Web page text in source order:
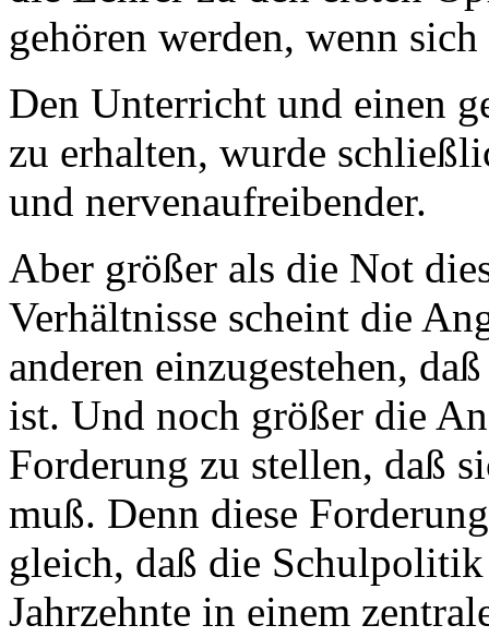
gehören werden, wenn
Den Unterricht und einen
zu erhalten, wurde
und nervenaufreibender.
Aber größer als die Not
Verhältnisse scheint die
anderen einzugestehen,
ist. Und noch größer die
Forderung zu stellen, daß
muß. Denn diese
gleich, daß die
Jahrzehnte in einem